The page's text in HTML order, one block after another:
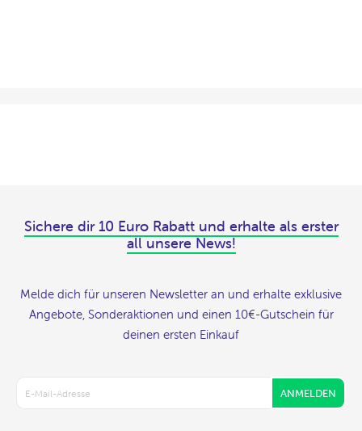
Sichere dir 10 Euro Rabatt und erhalte als erster
all unsere News!
Melde dich für unseren Newsletter an und erhalte exklusive
Angebote, Sonderaktionen und einen 10€-Gutschein für
deinen ersten Einkauf
ANMELDEN